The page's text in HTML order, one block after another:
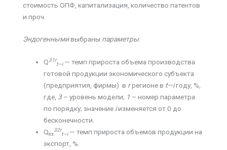
стоимость ОПФ, капитализация, количество патентов
и проч.
Эндогеннымивыбраны параметры:
Q31r
t—i— темп прироста объема производства
готовой продукции экономического субъекта
(предприятия, фирмы) в rрегионе в t—iгоду, %,
где, 3– уровень модели; 1 – номер параметра
по порядку; значение iизменяется от 0 до
бесконечности.
Qex
32r
t—i— темп прироста объемов продукции на
экспорт, %.